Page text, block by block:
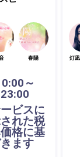
春陽
～
23:00
ビスに
れた税
格に基
ます
灯